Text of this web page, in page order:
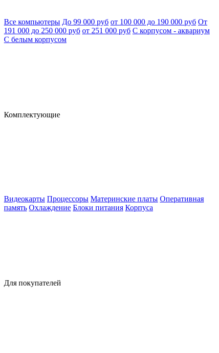
Все компьютеры До 99 000 руб от 100 000 до 190 000 руб От
191 000 до 250 000 руб от 251 000 руб С корпусом - аквариум
С белым корпусом
Комплектующие
Видеокарты Процессоры Материнские платы Оперативная
память Охлаждение Блоки питания Корпуса
Для покупателей